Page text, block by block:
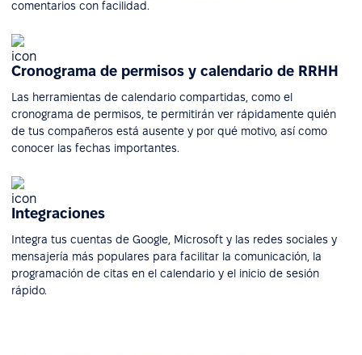
comentarios con facilidad.
Cronograma de permisos y calendario de RRHH
Las herramientas de calendario compartidas, como el
cronograma de permisos, te permitirán ver rápidamente quién
de tus compañeros está ausente y por qué motivo, así como
conocer las fechas importantes.
Integraciones
Integra tus cuentas de Google, Microsoft y las redes sociales y
mensajería más populares para facilitar la comunicación, la
programación de citas en el calendario y el inicio de sesión
rápido.